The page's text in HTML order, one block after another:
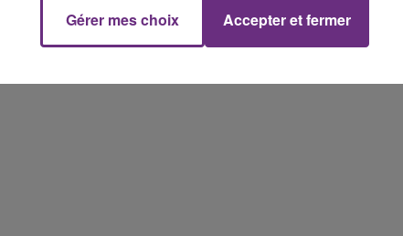
Gérer mes choix Accepter et fermer